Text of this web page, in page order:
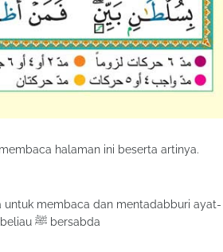
halaman ini beserta artinya.
untuk membaca dan mentadabburi ayat-
ayatNya hari ini akan mendapatkan barokah sabda NabiNya ketika beliau ﷺ bersabda